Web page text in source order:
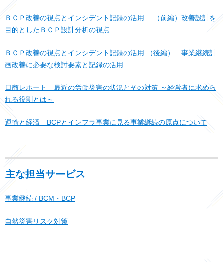
ＢＣＰ改善の視点とインシデント記録の活用 （前編）改善設計を
目的としたＢＣＰ設計分析の視点
ＢＣＰ改善の視点とインシデント記録の活用 （後編） 事業継続計
画改善に必要な検討要素と記録の活用
日商レポート 最近の労働災害の状況とその対策 ～経営者に求めら
れる役割とは～
運輸と経済 BCPとインフラ事業に見る事業継続の原点について
主な担当サービス
事業継続 / BCM・BCP
自然災害リスク対策